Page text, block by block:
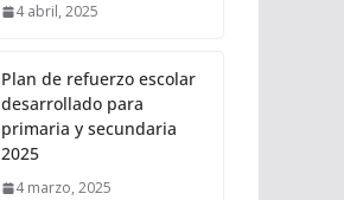
4 abril, 2025
Plan de refuerzo escolar
desarrollado para
primaria y secundaria
2025
4 marzo, 2025